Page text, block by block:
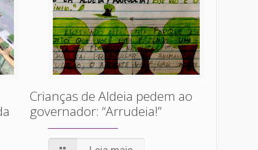
Crianças de Aldeia pedem ao
governador: “Arrudeia!”